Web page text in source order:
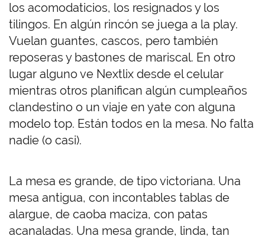
los acomodaticios, los resignados y los
tilingos. En algún rincón se juega a la play.
Vuelan guantes, cascos, pero también
reposeras y bastones de mariscal. En otro
lugar alguno ve Nextlix desde el celular
mientras otros planifican algún cumpleaños
clandestino o un viaje en yate con alguna
modelo top. Están todos en la mesa. No falta
nadie (o casi).
La mesa es grande, de tipo victoriana. Una
mesa antigua, con incontables tablas de
alargue, de caoba maciza, con patas
acanaladas. Una mesa grande, linda, tan